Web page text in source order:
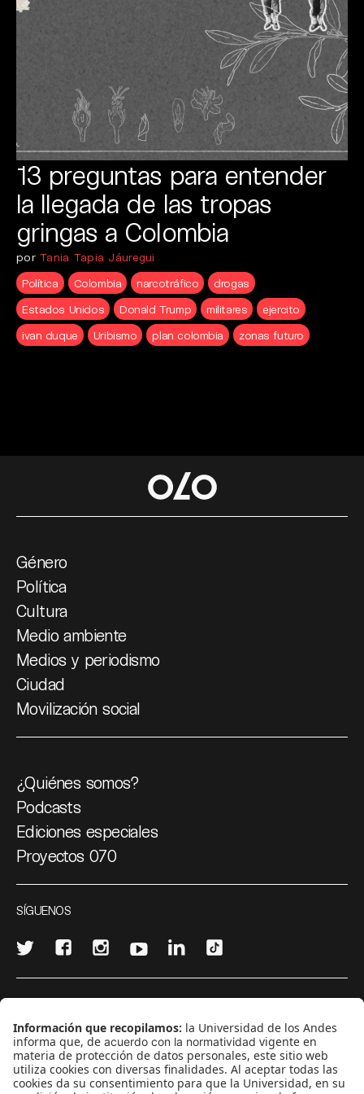
13 preguntas para entender
la llegada de las tropas
gringas a Colombia
porTania Tapia Jáuregui
Política
Colombia narcotráfico
drogas
Estados Unidos
Donald Trump militares
ejercito
ivan duque
Uribismo plan colombia zonas futuro
Género
Política
Cultura
Medio ambiente
Medios y periodismo
Ciudad
Movilización social
¿Quiénes somos?
Podcasts
Ediciones especiales
Proyectos 070
SÍGUENOS
CONTÁCTANOS
cerosetenta@uniandes.edu.co